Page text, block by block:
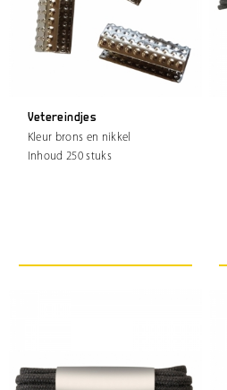
Vetereindjes
Kleur brons en nikkel
Inhoud 250 stuks